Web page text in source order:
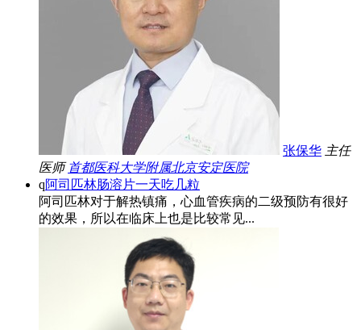
张保华 主任
医师 首都医科大学附属北京安定医院
q阿司匹林肠溶片一天吃几粒
阿司匹林对于解热镇痛，心血管疾病的二级预防有很好
的效果，所以在临床上也是比较常见...